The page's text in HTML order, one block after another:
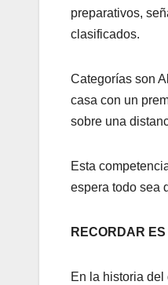
preparativos,
clasificados.
Categorías son
casa con un
sobre una
Esta
espera todo sea
RECORDAR ES
En la historia